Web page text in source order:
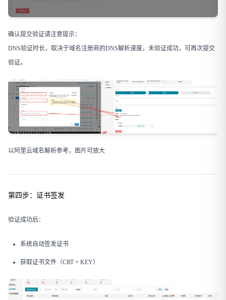
确认提交验证请注意提示：
DNS验证时长，取决于域名注册商的DNS解析速度，未验证成功，可再次提交
验证。
以阿里云域名解析参考，图片可放大
第四步：证书签发
验证成功后：
系统自动签发证书
获取证书文件（CRT + KEY）